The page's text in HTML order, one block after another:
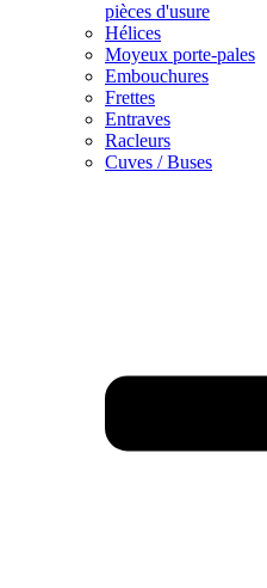
pièces d'usure
Hélices
Moyeux porte-pales
Embouchures
Frettes
Entraves
Racleurs
Cuves / Buses